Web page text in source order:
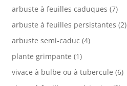
arbuste à feuilles caduques (7)
arbuste à feuilles persistantes (2)
arbuste semi-caduc (4)
plante grimpante (1)
vivace à bulbe ou à tubercule (6)